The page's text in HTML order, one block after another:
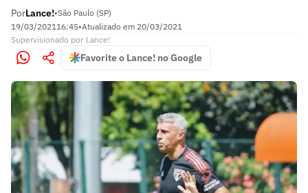
PorLance!•São Paulo (SP)
19/03/202116:45•Atualizado em 20/03/2021
Supervisionado por Lance!
Favorite o Lance! no Google